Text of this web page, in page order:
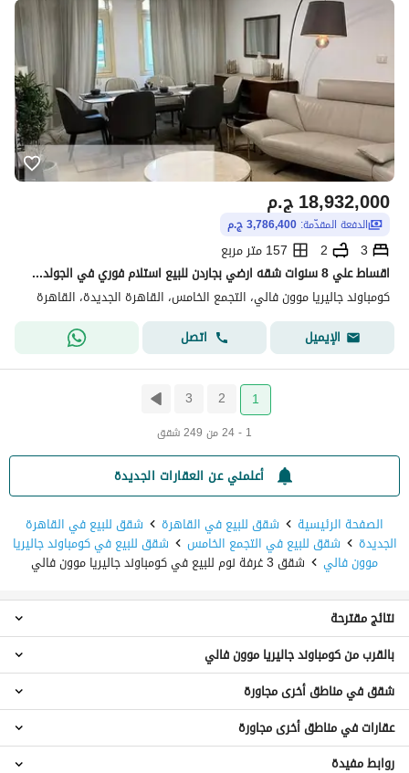
ج.م18,932,000
الدفعة المقدّمة: 3,786,400 ج.م
3
2
157 متر مربع
اقساط علي 8 سنوات شقه ارضي بجاردن للبيع استلام فوري في الجولدن سكوير فيو مميز علي بول التجمع الخامس القاهره الجديده
كومباوند جاليريا موون فالي، التجمع الخامس، القاهرة الجديدة، القاهرة
الإيميل
اتصل
1
2
3
1 - 24 من 249 شقق
أعلمني عن العقارات الجديدة
الصفحة الرئيسية
شقق للبيع في القاهرة شقق للبيع في القاهرة
الجديدة شقق للبيع في التجمع الخامس شقق للبيع في كومباوند جاليريا
موون فالي شقق 3 غرفة نوم للبيع في كومباوند جاليريا موون فالي
شقق 2 غرفة نوم للبيع في كومباوند جاليريا موون فالي
شقق 4 غرف نوم للبيع في كومباوند جاليريا موون فالي
شقق للبيع في كومباوند جاليريا موون فالي
بنتهاوس للبيع في كومباوند جاليريا موون فالي
فيلات للبيع في كومباوند جاليريا موون فالي
نتائج مقترحة
شقق 3 غرف نوم للبيع في كومباوند استر
شقق 3 غرف نوم للبيع في كومباوند فيليت
شقق 3 غرف نوم للبيع في كومباوند ليك فيو ريزدنس
شقق 3 غرف نوم للبيع في كومباوند ميفيدا
بالقرب من كومباوند جاليريا موون فالي
شقق للبيع في القطامية
شقق للبيع في شيراتون
شقق في مناطق أخرى مجاورة
عقارات للبيع في القطامية
عقارات في مناطق أخرى مجاورة
روابط مفيدة